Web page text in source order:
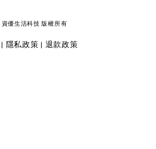
優生活科技 版權所有
| 隱私政策 | 退款政策